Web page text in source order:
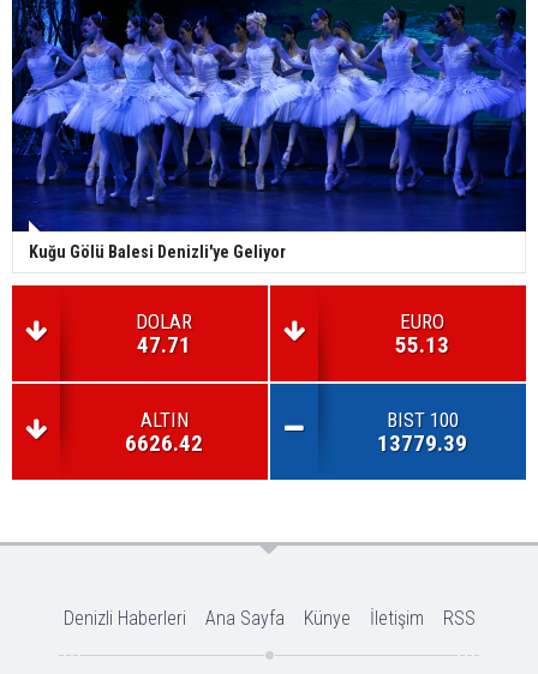
Kuğu Gölü Balesi Denizli'ye Geliyor
DOLAR
47.71
EURO
55.13
ALTIN
6626.42
BIST 100
13779.39
Denizli Haberleri Ana Sayfa Künye İletişim RSS